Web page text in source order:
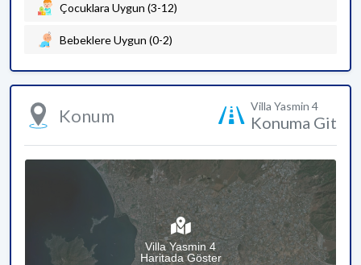
Çocuklara Uygun (3-12)
Bebeklere Uygun (0-2)
Konum Villa Yasmin 4
Konuma Git
Villa Yasmin 4
Haritada Göster